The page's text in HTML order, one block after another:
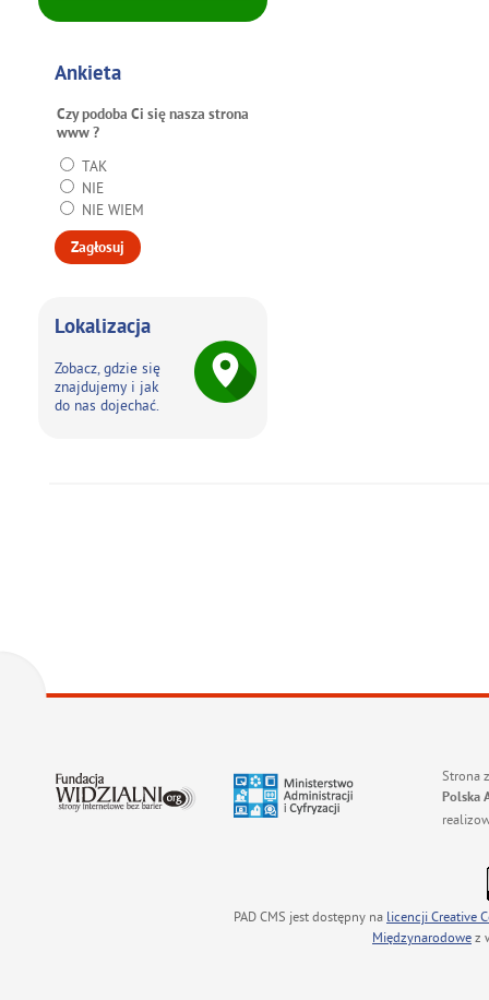
Ankieta
Czy podoba Ci się nasza strona
www ?
TAK
NIE
NIE WIEM
Lokalizacja
Zobacz, gdzie się
znajdujemy i jak
do nas dojechać.
Strona
Polska
PAD CMS jest dostępny na licencji Creative
Międzynarodowe z